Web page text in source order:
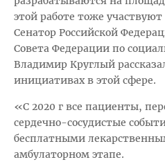
этой работе тоже
Сенатор Российской
Совета Федерации по
Владимир Круглый
инициативах в этой сфере.
«С 2020 г все пациенты,
сердечно-сосудистые
бесплатными
амбулаторном этапе.